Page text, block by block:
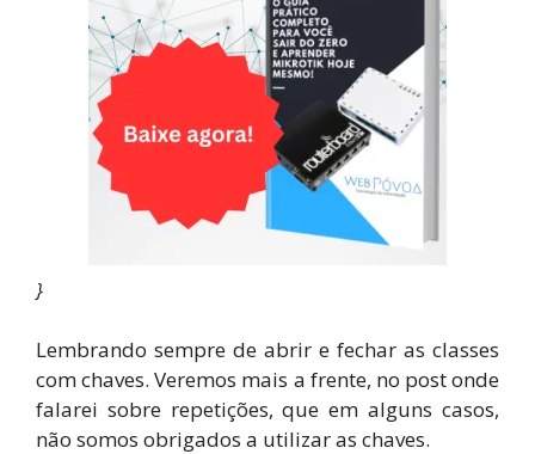
}
Lembrando sempre de abrir e fechar as classes
com chaves. Veremos mais a frente, no post onde
falarei sobre repetições, que em alguns casos,
não somos obrigados a utilizar as chaves.